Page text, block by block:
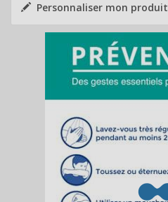
Personnaliser mon produit